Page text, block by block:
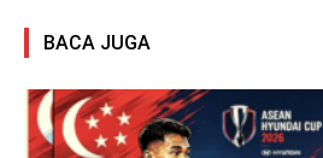
BACA JUGA